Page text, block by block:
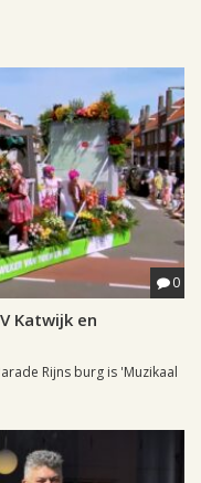
0
Katwijk en
Rijns burg is 'Muzikaal